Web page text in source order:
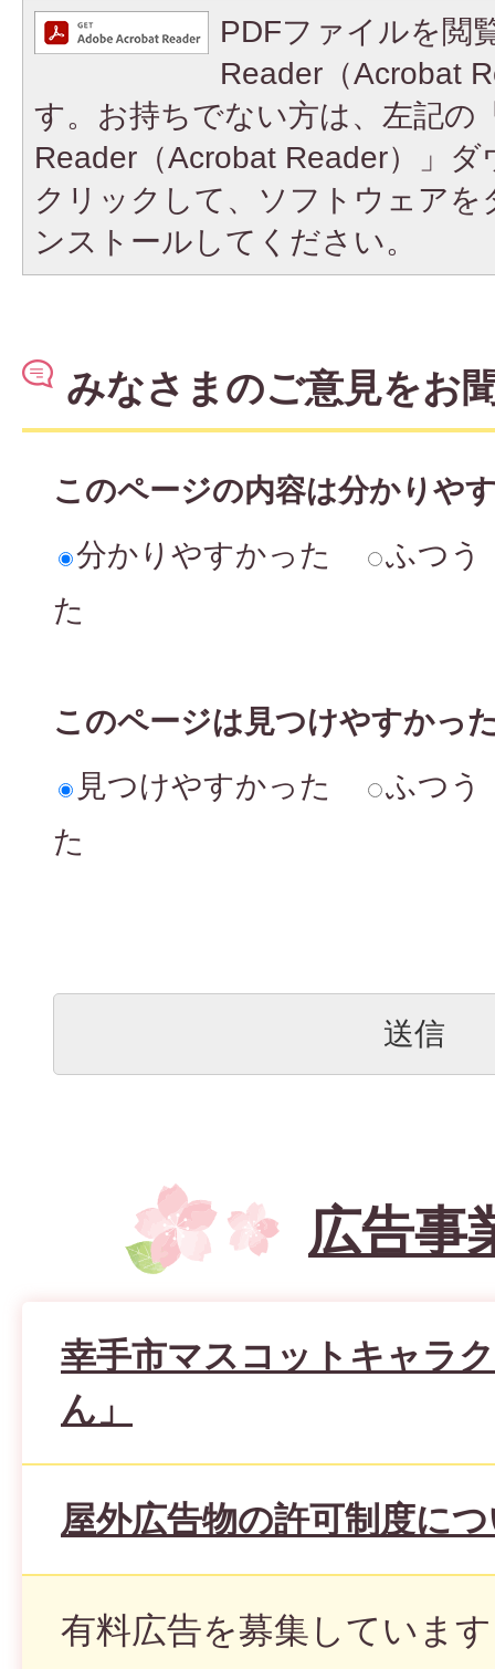
PDFファイルを閲
Reader（Acrobat
す。お持ちでない方は、左記の
Reader（Acrobat Reader）」
クリックして、ソフトウェア
ンストールしてください。
みなさまのご意見をお
このページの内容は分かりや
分かりやすかった
ふつう
た
このページは見つけやすかっ
見つけやすかった
ふつう
た
広告事
幸手市マスコットキャラ
ん」
屋外広告物の許可制度に
有料広告を募集しています